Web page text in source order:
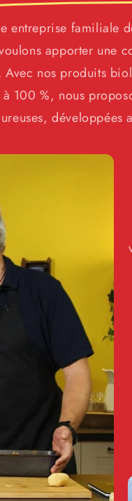
entreprise
apporter une
Avec nos produits
100 %, nous
développées